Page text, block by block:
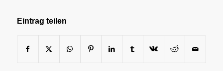
Eintrag teilen